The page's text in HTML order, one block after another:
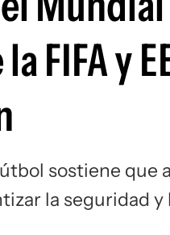
FIFA y
sostiene que
la seguridad